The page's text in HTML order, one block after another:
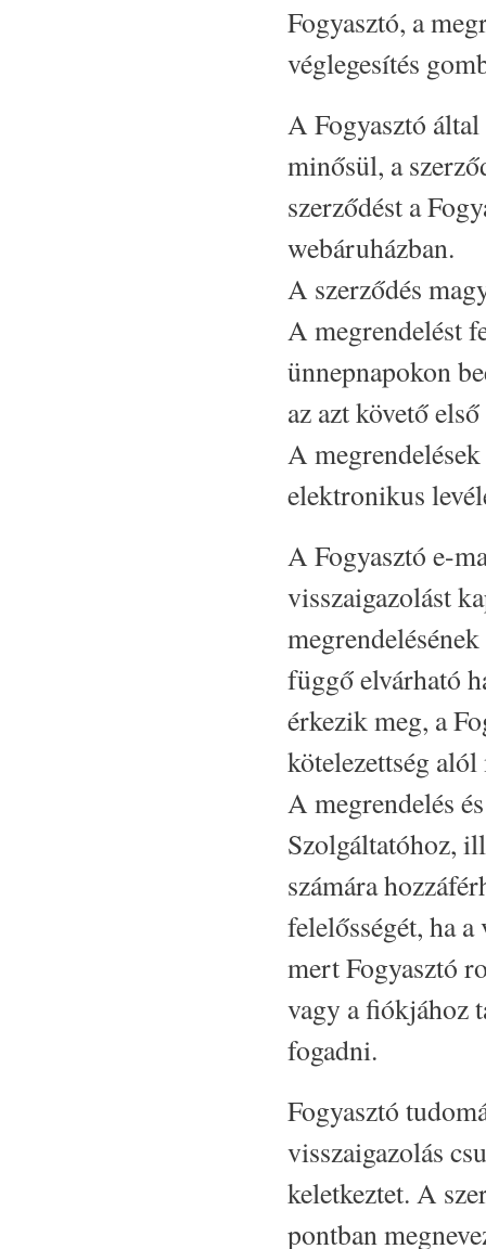
Fogyasztó, a
véglegesítés
A Fogyasztó
minősül, a
szerződést a
webáruházban.
A szerződés
A megrendelést
ünnepnapokon
az azt követő
A
elektronikus
A Fogyasztó e-
visszaigazolást
függő elvárható
érkezik meg, a
kötelezettség
A megrendelés
Szolgáltatóhoz,
számára
felelősségét, ha
mert Fogyasztó
vagy a fiókjához
fogadni.
Fogyasztó
visszaigazolás
keletkeztet. A
pontban